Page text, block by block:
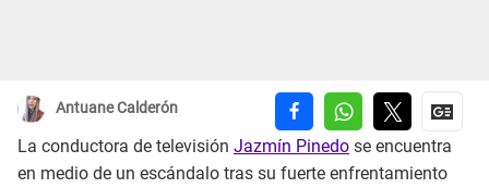
Antuane Calderón
La conductora de televisión Jazmín Pinedo se encuentra
en medio de un escándalo tras su fuerte enfrentamiento